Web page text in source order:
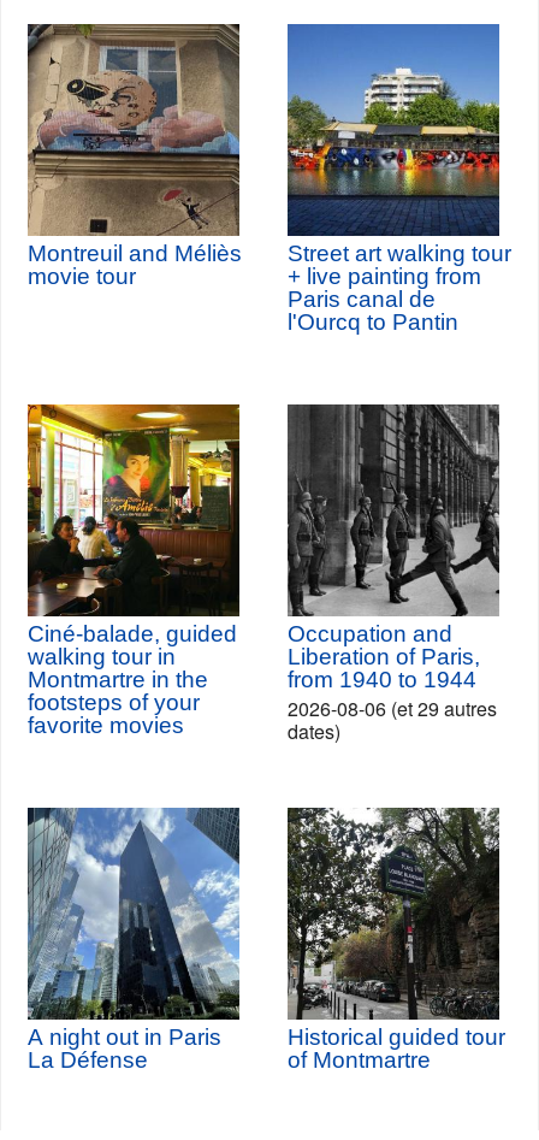
Montreuil and Méliès
movie tour
Street art walking tour
+ live painting from
Paris canal de
l'Ourcq to Pantin
Ciné-balade, guided
walking tour in
Montmartre in the
footsteps of your
favorite movies
Occupation and
Liberation of Paris,
from 1940 to 1944
2026-08-06 (et 29 autres
dates)
A night out in Paris
La Défense
Historical guided tour
of Montmartre